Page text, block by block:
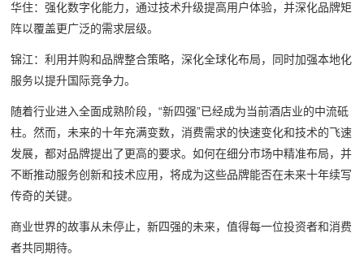
华住：强化数字化能力，通过技术升级提高用户体验，并深化品牌矩
阵以覆盖更广泛的需求层级。
锦江：利用并购和品牌整合策略，深化全球化布局，同时加强本地化
服务以提升国际竞争力。
随着行业进入全面成熟阶段，“新四强”已经成为当前酒店业的中流砥
柱。然而，未来的十年充满变数，消费需求的快速变化和技术的飞速
发展，都对品牌提出了更高的要求。如何在细分市场中精准布局，并
不断推动服务创新和技术应用，将成为这些品牌能否在未来十年续写
传奇的关键。
商业世界的故事从未停止，新四强的未来，值得每一位投资者和消费
者共同期待。